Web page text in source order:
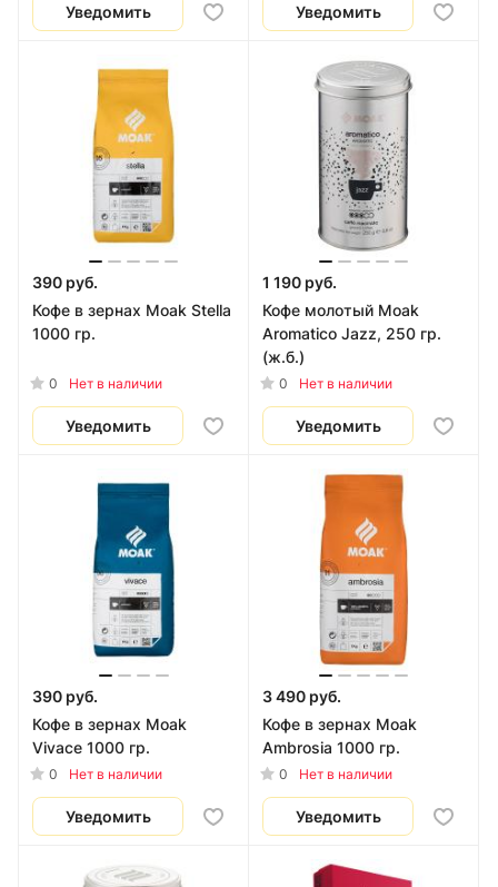
Уведомить Уведомить
390 руб.
Кофе в зернах Moak Stella
1000 гр.
0 Нет в наличии
Уведомить
1 190 руб.
Кофе молотый Moak
Aromatico Jazz, 250 гр.
(ж.б.)
0 Нет в наличии
Уведомить
390 руб.
Кофе в зернах Moak
Vivace 1000 гр.
0 Нет в наличии
Уведомить
3 490 руб.
Кофе в зернах Moak
Ambrosia 1000 гр.
0 Нет в наличии
Уведомить